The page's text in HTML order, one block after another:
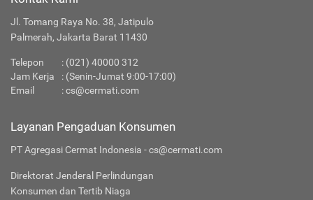
Jl. Tomang Raya No. 38, Jatipulo
Palmerah, Jakarta Barat 11430
Telepon : (021) 40000 312
Jam Kerja
: (Senin-Jumat 9:00-17:00)
Email
:cs@cermati.com
Layanan Pengaduan Konsumen
PT Agregasi Cermat Indonesia - cs@cermati.com
Direktorat Jenderal Perlindungan
Konsumen dan Tertib Niaga